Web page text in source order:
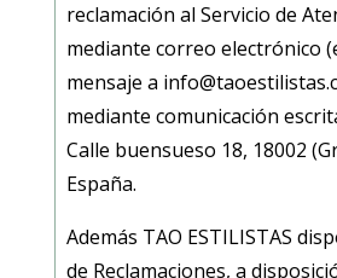
reclamación al Servicio de
mediante correo electrónico
mensaje a
mediante comunicación
Calle buensueso 18, 18002
España.
Además TAO ESTILISTAS
de Reclamaciones, a